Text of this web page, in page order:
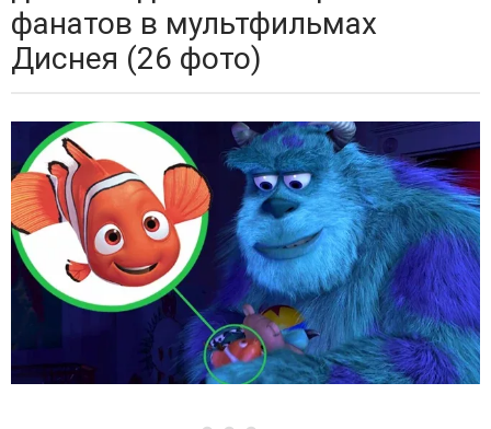
фанатов в мультфильмах
Диснея (26 фото)